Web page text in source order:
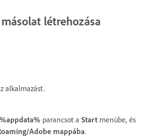
létrehozása
alkalmazást.
%appdata% parancsot a Start menübe, és
Adobe mappába.